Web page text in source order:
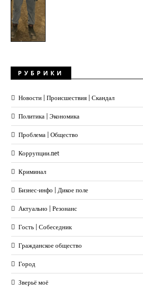
РУБРИКИ
Новости | Происшествия | Скандал
Политика | Экономика
Проблема | Общество
Коррупции.net
Криминал
Бизнес-инфо | Дикое поле
Актуально | Резонанс
Гость | Собеседник
Гражданское общество
Город
Зверьё моё